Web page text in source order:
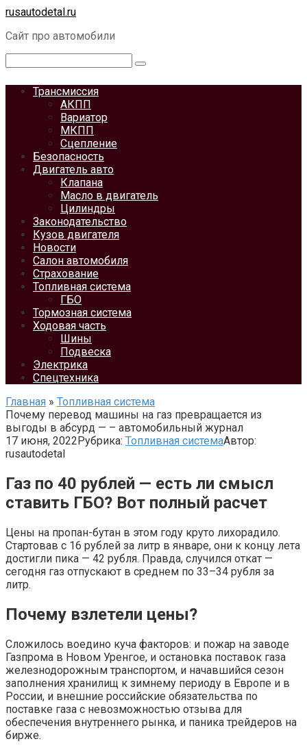
Перейти
контенту
rusautodetal.ru
Сайт про автомобили
Трансмиссия
АКПП
Вариатор
МКПП
Сцепление
Безопасность
Двигатель авто
Клапана
Масло в двигатель
Цилиндры
Законодательство
Кузов двигателя
Новости
Салон автомобиля
Страхование
Топливная система
ГБО
Тормозная система
Ходовая часть
Шины
Подвеска
Электрика
Спецтехника
Главная » Топливная система
Почему перевод машины на газ превращается из
выгоды в абсурд — – автомобильный журнал
17 июня, 2022Рубрика: Топливная системаАвтор:
rusautodetal
Газ по 40 рублей — есть ли смысл
ставить ГБО? Вот полный расчет
Цены на пропан-бутан в этом году круто лихорадило.
Стартовав с 16 рублей за литр в январе, они к концу лета
достигли пика — 42 рубля. Правда, случился откат —
сегодня газ отпускают в среднем по 33–34 рубля за
литр.
Почему взлетели цены?
Сложилось воедино куча факторов: и пожар на заводе
Газпрома в Новом Уренгое, и остановка поставок газа
железнодорожным транспортом, и начавшийся сезон
заполнения хранилищ к зимнему периоду в Европе и в
России, и внешние российские обязательства по
поставке газа с невозможностью отзыва для
обеспечения внутреннего рынка, и паника трейдеров на
бирже.